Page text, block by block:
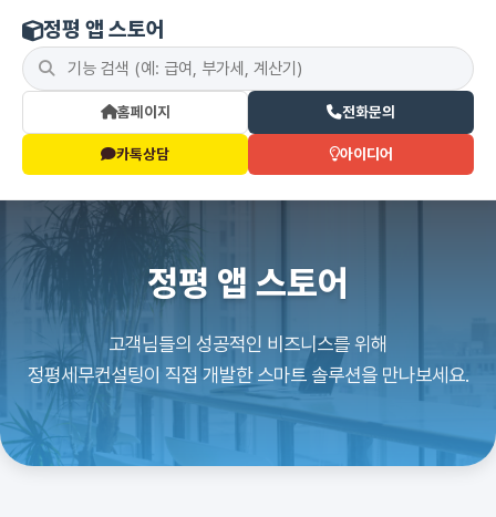
정평 앱 스토어
홈페이지 전화문의
카톡상담 아이디어
정평 앱 스토어
고객님들의 성공적인 비즈니스를 위해
정평세무컨설팅이 직접 개발한 스마트 솔루션을 만나보세요.